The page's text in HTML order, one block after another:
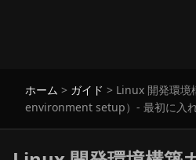
ホーム > ガイド > Linux 開発環境
environment setup）- 最初に入